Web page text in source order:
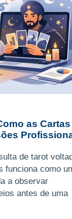
as Cartas
de tarot
funciona como
a observar
antes de uma